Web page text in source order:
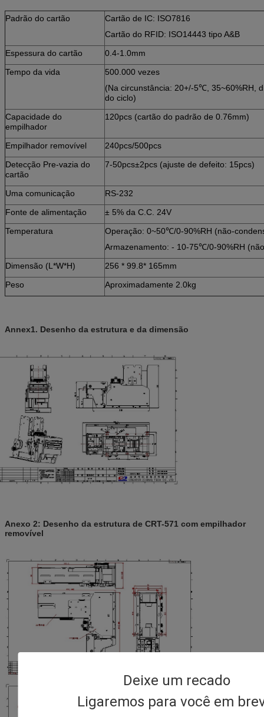
Deixe um recado
Ligaremos para você em
Padrão do cartão
Cartão de IC: ISO7816
Cartão do RFID: ISO14443 tipo A&B
Espessura do cartão
0.4-1.0mm
Tempo da vida
500.000 vezes
(Na circunstância: 20+/-5℃, 35~60%RH,
do ciclo)
Capacidade do
empilhador
120pcs (cartão do padrão de 0.76mm)
Empilhador removível
240pcs/500pcs
Detecção Pre-vazia do
cartão
7-50pcs±2pcs (ajuste de defeito: 15pcs)
Uma comunicação
RS-232
Fonte de alimentação
± 5% da C.C. 24V
Temperatura
Operação: 0~50℃/0-90%RH (não-
Armazenamento: - 10-75℃/0-90%RH
Dimensão (L*W*H)
256 * 99.8* 165mm
Peso
Aproximadamente 2.0kg
Annex1. Desenho da estrutura e da dimensão
Anexo 2: Desenho da estrutura de CRT-571 com empilhador
removível